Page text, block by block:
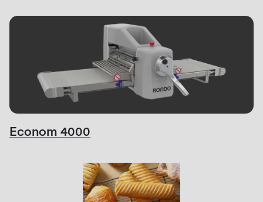
Econom 4000